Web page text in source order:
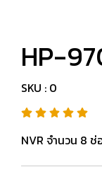
HP-
SKU : 0
NVR จำนวน 8